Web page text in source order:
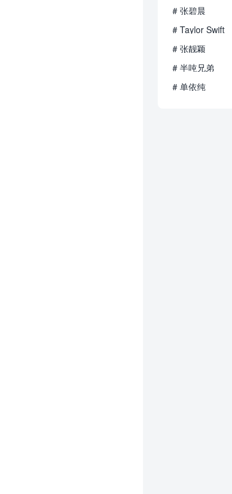
# 张碧晨
# Taylor Swift
# 张靓颖
# 半吨兄弟
# 单依纯